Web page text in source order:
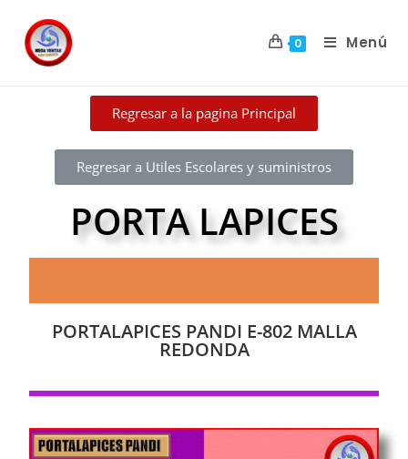
0 Menú
Regresar a la pagina Principal
Regresar a Utiles Escolares y suministros
PORTA LAPICES
PORTALAPICES PANDI E-802 MALLA
REDONDA